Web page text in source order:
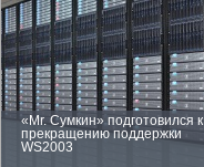
«Mr. Сумкин» подготовился к
прекращению поддержки
WS2003